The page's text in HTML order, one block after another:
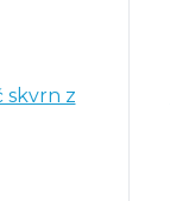
skvrn z